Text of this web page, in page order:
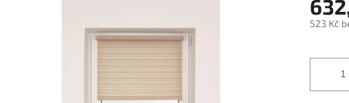
523 Kč
cena: